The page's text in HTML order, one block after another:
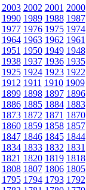
2003 2002 2001 2000
1990 1989 1988 1987
1977 1976 1975 1974
1964 1963 1962 1961
1951 1950 1949 1948
1938 1937 1936 1935
1925 1924 1923 1922
1912 1911 1910 1909
1899 1898 1897 1896
1886 1885 1884 1883
1873 1872 1871 1870
1860 1859 1858 1857
1847 1846 1845 1844
1834 1833 1832 1831
1821 1820 1819 1818
1808 1807 1806 1805
1795 1794 1793 1792